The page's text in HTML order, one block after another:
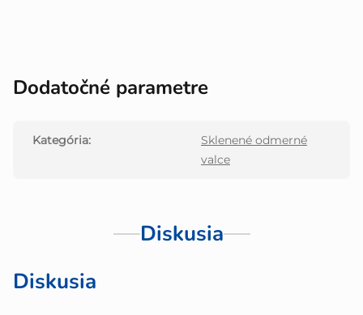
Dodatočné parametre
Kategória:
Sklenené odmerné
valce
Diskusia
Diskusia